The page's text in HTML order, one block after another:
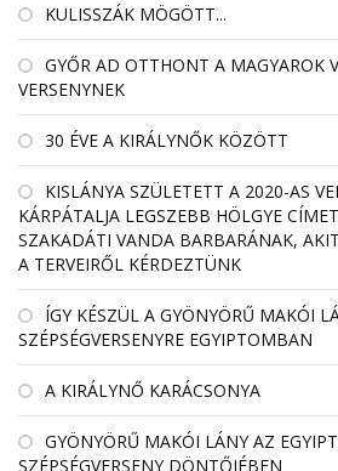
KULISSZÁK MÖGÖTT...
GYŐR AD OTTHONT A MAGYAROK
VERSENYNEK
30 ÉVE A KIRÁLYNŐK KÖZÖTT
KISLÁNYA SZÜLETETT A 2020-AS
KÁRPÁTALJA LEGSZEBB HÖLGYE
SZAKADÁTI VANDA BARBARÁNAK,
A TERVEIRŐL KÉRDEZTÜNK
ÍGY KÉSZÜL A GYÖNYÖRŰ MAKÓI
SZÉPSÉGVERSENYRE EGYIPTOMBAN
A KIRÁLYNŐ KARÁCSONYA
GYÖNYÖRŰ MAKÓI LÁNY AZ
SZÉPSÉGVERSENY DÖNTŐJÉBEN